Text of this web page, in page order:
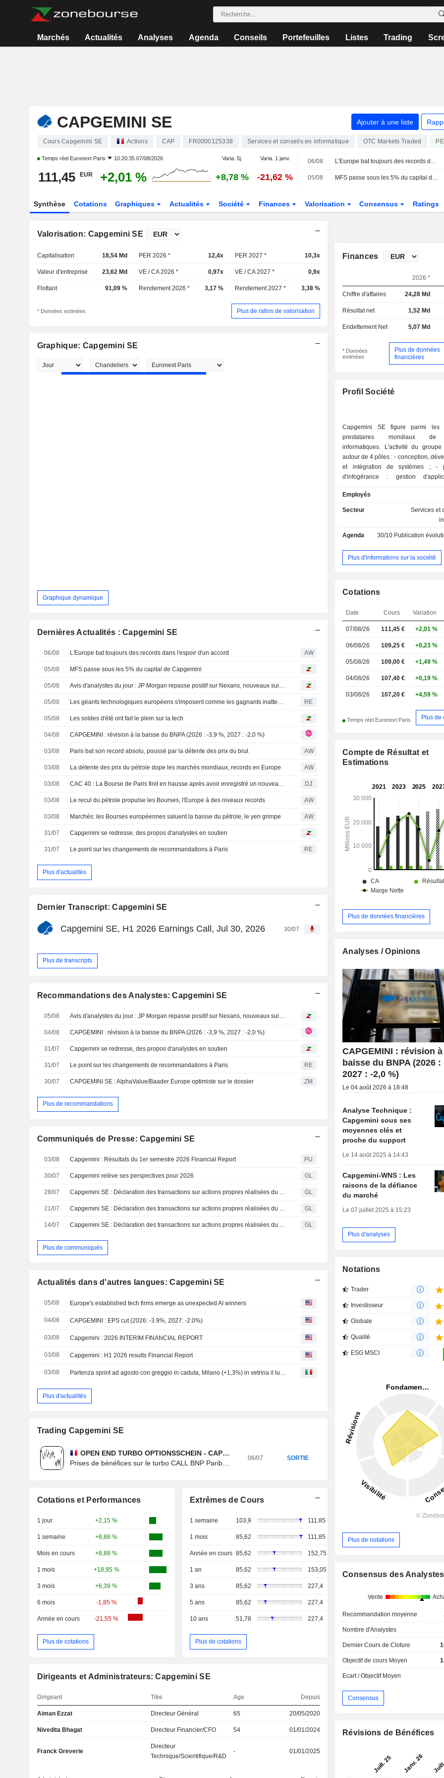
Marchés Actualités Analyses Agenda Conseils Portefeuilles Listes Trading
CAPGEMINI SE Ajouter à une liste
Cours Capgemini SE Actions CAP FR0000125338 Services et conseils en informatique OTC Markets Traded
Temps réel Euronext Paris 10:20:35 07/08/2026 Varia. 5j. Varia. 1 janv.
111,45 EUR +2,01 % +8,78 % -21,62 %
06/08 L'Europe bat toujours des records dans l'espoir d'un accord
05/08 MFS passe sous les 5% du capital de Capgemini
Synthèse Cotations Graphiques Actualités Société Finances Valorisation Consensus Ratings
Valorisation: Capgemini SE
Capitalisation 18,54 Md PER 2026 * 12,4x PER 2027 * 10,3x
Valeur d'entreprise 23,62 Md VE / CA 2026 * 0,97x VE / CA 2027 * 0,9x
Flottant 91,09 % Rendement 2026 * 3,17 % Rendement 2027 * 3,38 %
* Données estimées Plus de ratios de valorisation
Graphique: Capgemini SE
Graphique dynamique
Dernières Actualités : Capgemini SE
06/08 L'Europe bat toujours des records dans l'espoir d'un accord AW
05/08 MFS passe sous les 5% du capital de Capgemini
05/08 Avis d'analystes du jour : JP Morgan repasse positif sur Nexans, nouveaux suivis sur Assystem et GTT
05/08 Les géants technologiques européens s'imposent comme les gagnants inattendus de l'IA RE
05/08 Les soldes d'été ont fait le plein sur la tech
04/08 CAPGEMINI : révision à la baisse du BNPA (2026 : -3,9 %, 2027 : -2,0 %)
03/08 Paris bat son record absolu, poussé par la détente des prix du brut AW
03/08 La détente des prix du pétrole dope les marchés mondiaux, records en Europe AW
03/08 CAC 40 : La Bourse de Paris finit en hausse après avoir enregistré un nouveau record DJ
03/08 Le recul du pétrole propulse les Bourses, l'Europe à des niveaux records AW
03/08 Marchés: les Bourses européennes saluent la baisse du pétrole, le yen grimpe AW
31/07 Capgemini se redresse, des propos d'analystes en soutien
31/07 Le point sur les changements de recommandations à Paris RE
Plus d'actualités
Dernier Transcript: Capgemini SE
Capgemini SE, H1 2026 Earnings Call, Jul 30, 2026 30/07
Plus de transcripts
Recommandations des Analystes: Capgemini SE
05/08
04/08 CAPGEMINI : révision à la baisse du BNPA (2026 : -3,9 %, 2027 : -2,0 %)
31/07 Capgemini se redresse, des propos d'analystes en soutien
31/07 Le point sur les changements de recommandations à Paris RE
30/07 CAPGEMINI SE : AlphaValue/Baader Europe optimiste sur le dossier ZM
Plus de recommandations
Communiqués de Presse: Capgemini SE
03/08 Capgemini : Résultats du 1er semestre 2026 Financial Report PU
30/07 Capgemini relève ses perspectives pour 2026 GL
28/07 Capgemini SE : Déclaration des transactions sur actions propres réalisées du 20 au 24 juillet 2026 GL
21/07 Capgemini SE : Déclaration des transactions sur actions propres réalisées du 13 au 17 juillet 2026 GL
14/07 Capgemini SE : Déclaration des transactions sur actions propres réalisées du 6 au 10 juillet 2026 GL
Plus de communiqués
Actualités dans d'autres langues: Capgemini SE
05/08 Europe's established tech firms emerge as unexpected AI winners
04/08 CAPGEMINI : EPS cut (2026: -3.9%, 2027: -2.0%)
03/08 Capgemini : 2026 INTERIM FINANCIAL REPORT
03/08 Capgemini : H1 2026 results Financial Report
03/08 Partenza sprint ad agosto con greggio in caduta, Milano (+1,3%) in vetrina il lusso -3-
Plus d'actualités
Trading Capgemini SE
OPEN END TURBO OPTIONSSCHEIN - CAPGEMINI
Prises de bénéfices sur le turbo CALL BNP Paribas 7HHZB (+23.07%)
06/07 SORTIE
Cotations et Performances
1 jour +2,15 %
1 semaine +8,88 %
Mois en cours +8,88 %
1 mois +18,95 %
3 mois +6,39 %
6 mois -1,85 %
Année en cours -21,55 %
Plus de cotations
Extrêmes de Cours
1 semaine 103,9 111,85
1 mois 85,62 111,85
Année en cours 85,62 152,75
1 an 85,62 153,05
3 ans 85,62 227,4
5 ans 85,62 227,4
10 ans 51,78 227,4
Plus de cotations
Dirigeants et Administrateurs: Capgemini SE
Dirigeant Titre Age Depuis
Aiman Ezzat Directeur Général 65 20/05/2020
Nivedita Bhagat Directeur Financier/CFO 54 01/01/2024
Franck Greverie
Directeur
Technique/Scientifique/R&D
- 01/01/2025
Finances
2026 *
Chiffre d'affaires 24,28 Md
Résultat net 1,52 Md
Endettement Net 5,07 Md
* Données
estimées
Plus de données
financières
Profil Société
Capgemini SE figure parmi les
prestataires mondiaux de
informatiques. L'activité du groupe
autour de 4 pôles : - conception, développement
et intégration de systèmes ; - prestations
d'infogérance : gestion
technologie et d'ingénierie :
d'accompagnement et de support
suivante : France (18,7%),
Nord (28,4%), Asie-Pacifique et
(9,1%).
Employés
Secteur
Services et
Agenda 30/10 Publication évolution de
Plus d'informations sur la société
Cotations
Date Cours Variation
07/08/26 111,45€ +2,01 %
06/08/26 109,25 € +0,23 %
05/08/26 109,00 € +1,49 %
04/08/26 107,40 € +0,19 %
03/08/26 107,20 € +4,59 %
Temps réel Euronext Paris Plus de
Compte de Résultat et
Estimations
Plus de données financières
Analyses / Opinions
CAPGEMINI : révision
baisse du BNPA (2026 :
2027 : -2,0 %)
Le 04 août 2026 à 18:48
Analyse Technique :
Capgemini sous ses
moyennes clés et
proche du support
Le 14 août 2025 à 14:43
Capgemini-WNS : Les
raisons de la défiance
du marché
Le 07 juillet 2025 à 15:23
Plus d'analyses
Notations
Trader
Investisseur
Globale
Qualité
ESG MSCI
Plus de notations
Consensus des Analystes
Vente
Recommandation moyenne
Nombre d'Analystes
Dernier Cours de Cloture
Objectif de cours Moyen
Ecart / Objectif Moyen
Consensus
Révisions de Bénéfices